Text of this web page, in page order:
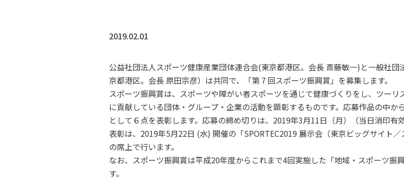
社会づくり
アクティブシティ
自治体との連携
各教育機関との連携
スポーツ振興団体との連
【動画】スポーツでアク
スポーツライフ・データ
スポーツ政策・予算 健康とスポーツ
社会づくり
各教育機関との連携
スポーツ振興団体との連携
SPORT
スポーツ
2019.02.01
公益社団法人スポーツ健康産業団体連合会(東京都港区。会長 斎藤敏一)と一般社
京都港区。会長 原田宗彦）は共同で、「第７回スポーツ振興賞」を募集します。
スポーツ振興賞は、スポーツや障がい者スポーツを通じて健康づくりをし、ツーリ
に貢献している団体・グループ・企業の活動を顕彰するものです。応募作品の中
として６点を表彰します。応募の締め切りは、2019年3月11日（月）（当日消印有効
表彰は、2019年5月22日 (水) 開催の「SPORTEC2019 展示会（東京ビッグサイト
の席上で行います。
なお、スポーツ振興賞は平成20年度からこれまで4回実施した「地域・スポーツ振
す。